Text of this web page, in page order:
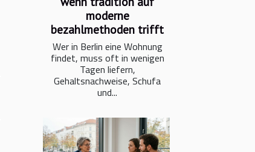
moderne
bezahlmethoden trifft
Wer in Berlin eine Wohnung
findet, muss oft in wenigen
Tagen liefern,
Gehaltsnachweise, Schufa
und...